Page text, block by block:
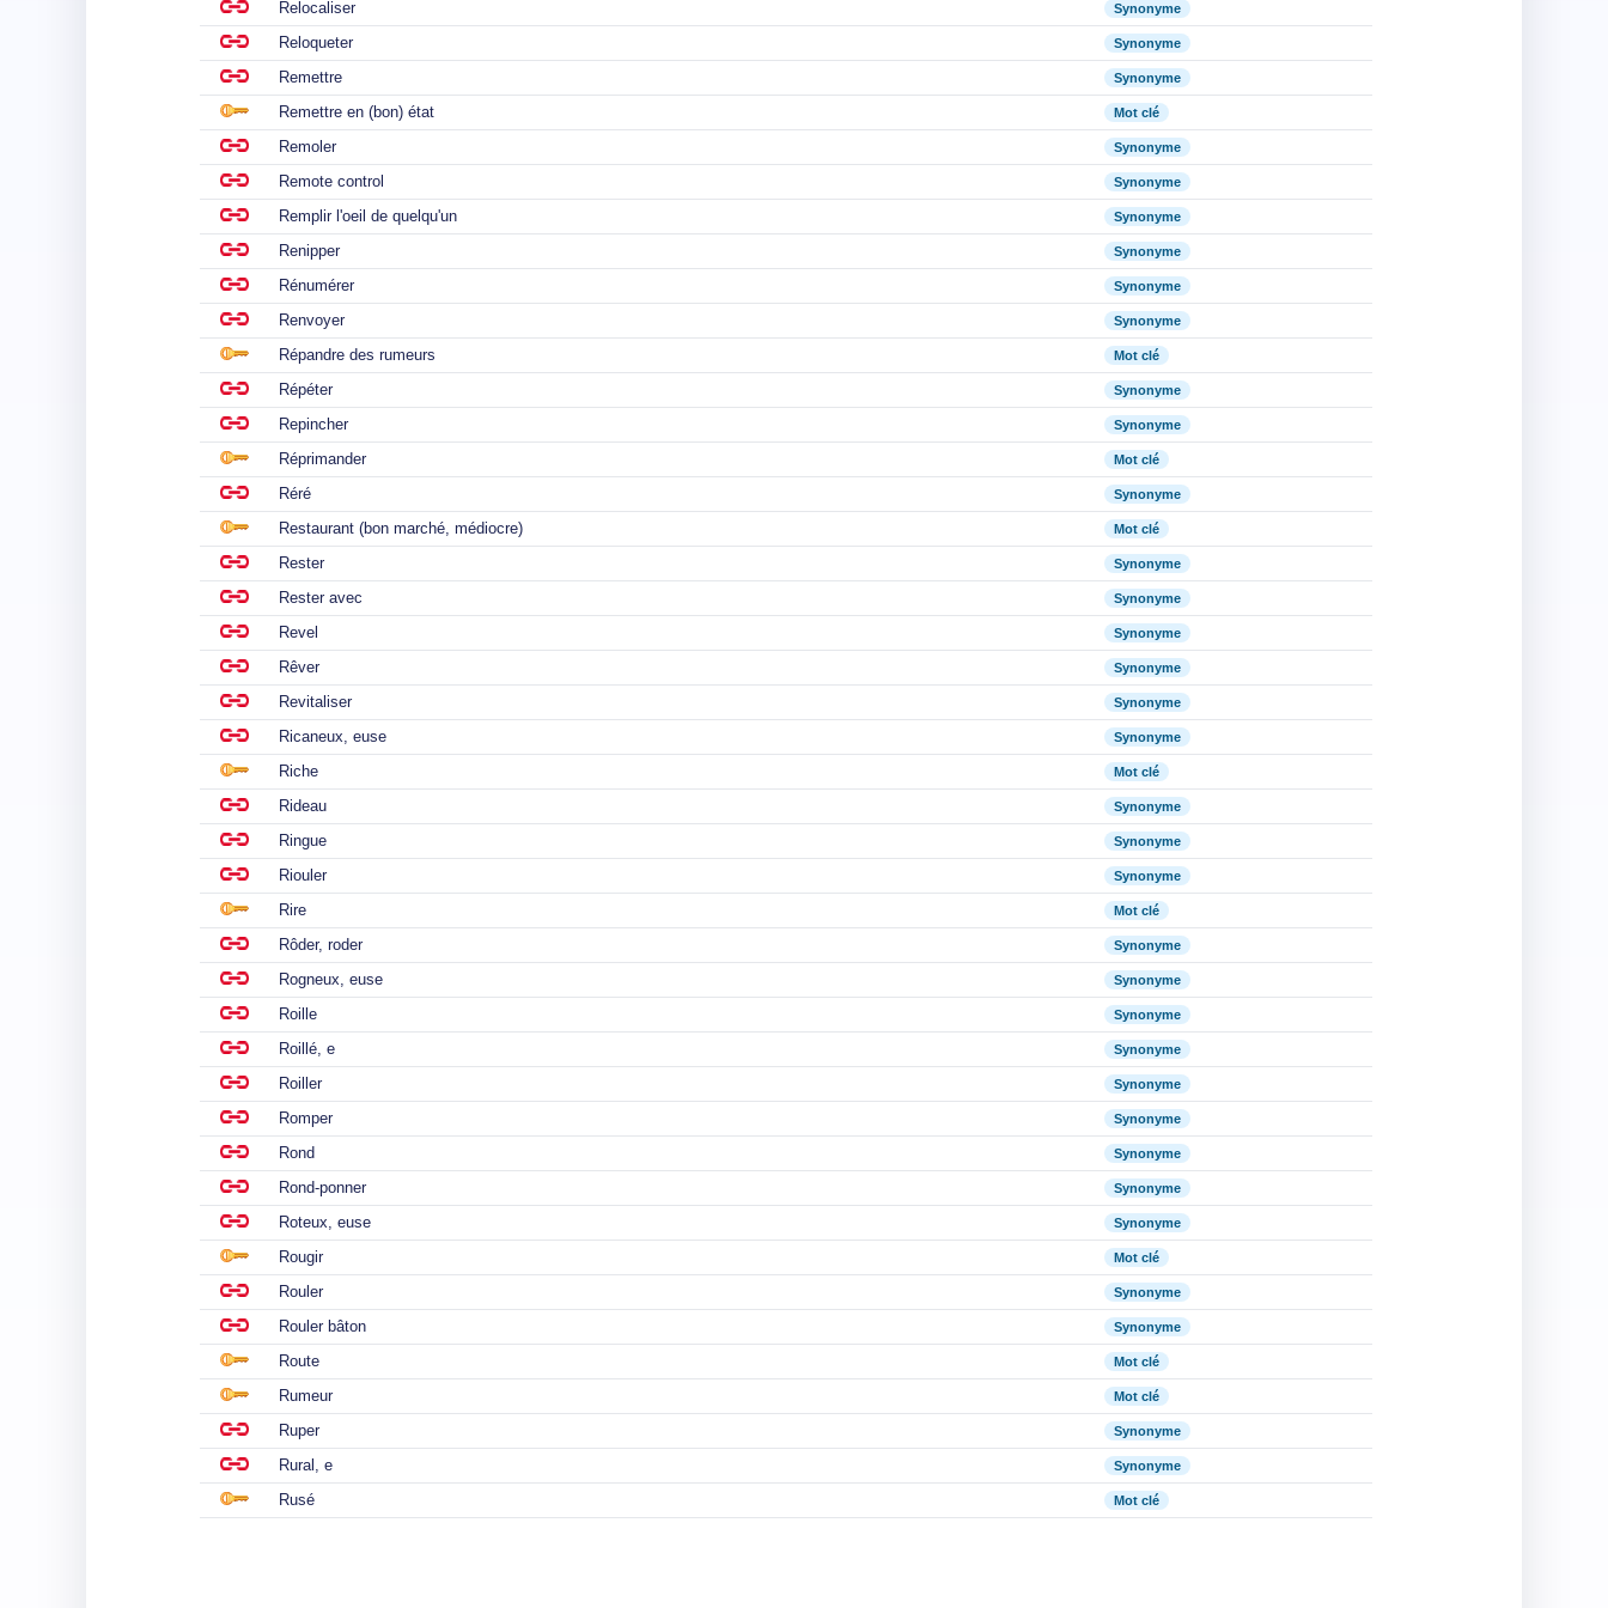
Relocaliser Synonyme
Reloqueter Synonyme
Remettre Synonyme
Remettre en (bon) état Mot clé
Remoler Synonyme
Remote control Synonyme
Remplir l'oeil de quelqu'un Synonyme
Renipper Synonyme
Rénumérer Synonyme
Renvoyer Synonyme
Répandre des rumeurs Mot clé
Répéter Synonyme
Repincher Synonyme
Réprimander Mot clé
Réré Synonyme
Restaurant (bon marché, médiocre) Mot clé
Rester Synonyme
Rester avec Synonyme
Revel Synonyme
Rêver Synonyme
Revitaliser Synonyme
Ricaneux, euse Synonyme
Riche Mot clé
Rideau Synonyme
Ringue Synonyme
Riouler Synonyme
Rire Mot clé
Rôder, roder Synonyme
Rogneux, euse Synonyme
Roille Synonyme
Roillé, e Synonyme
Roiller Synonyme
Romper Synonyme
Rond Synonyme
Rond-ponner Synonyme
Roteux, euse Synonyme
Rougir Mot clé
Rouler Synonyme
Rouler bâton Synonyme
Route Mot clé
Rumeur Mot clé
Ruper Synonyme
Rural, e Synonyme
Rusé Mot clé